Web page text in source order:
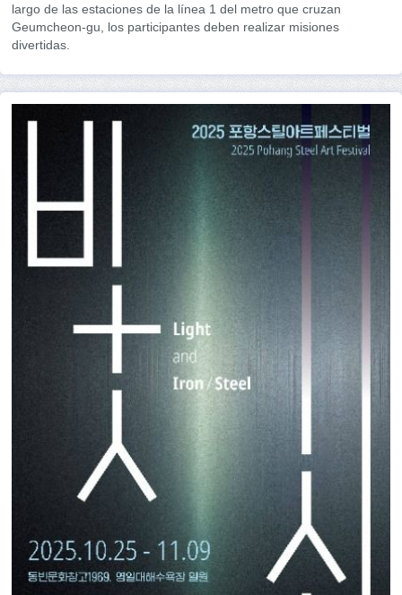
largo de las estaciones de la línea 1 del metro que cruzan
Geumcheon-gu, los participantes deben realizar misiones
divertidas.